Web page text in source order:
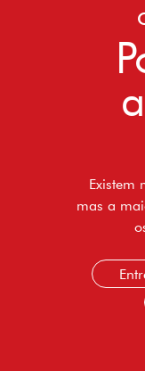
Existem
mas a